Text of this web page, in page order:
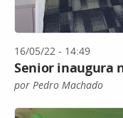
16/05/22 - 14:49
Senior inaugura
por Pedro Machado